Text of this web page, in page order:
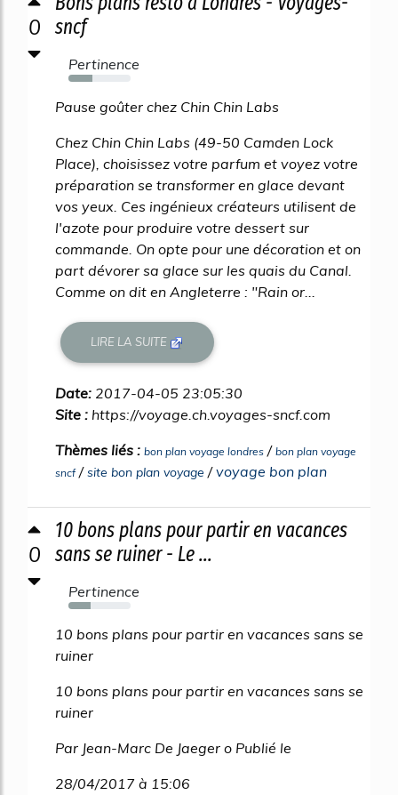
0
sncf
Pertinence
38%
Pause goûter chez Chin Chin Labs
Chez Chin Chin Labs (49-50 Camden Lock
Place), choisissez votre parfum et voyez votre
préparation se transformer en glace devant
vos yeux. Ces ingénieux créateurs utilisent de
l'azote pour produire votre dessert sur
commande. On opte pour une décoration et on
part dévorer sa glace sur les quais du Canal.
Comme on dit en Angleterre : "Rain or...
LIRE LA SUITE
Date: 2017-04-05 23:05:30
Site : https://voyage.ch.voyages-sncf.com
Thèmes liés : bon plan voyage londres / bon plan voyage
sncf/site bon plan voyage /voyage bon plan
0
10 bons plans pour partir en vacances
sans se ruiner - Le ...
Pertinence
35%
10 bons plans pour partir en vacances sans se
ruiner
10 bons plans pour partir en vacances sans se
ruiner
Par Jean-Marc De Jaeger o Publié le
28/04/2017 à 15:06